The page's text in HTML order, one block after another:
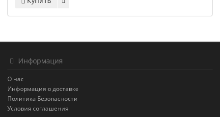
Информация
О нас
Информация о доставке
Политика Безопасности
Условия соглашения